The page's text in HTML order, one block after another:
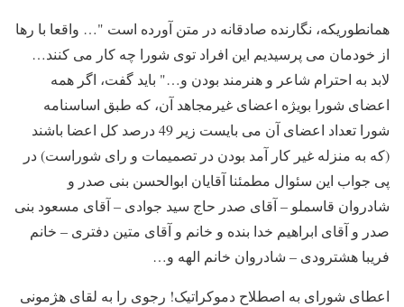
همانطوریکه، نگارنده صادقانه در متن آورده است "… واقعا با رها
از خودمان می پرسیدیم این افراد توی شورا چه کار می کنند…
لابد به احترام شاعر و هنرمند بودن و…" باید گفت، اگر همه
اعضای شورا بویژه اعضای غیرمجاهد آن، که طبق اساسنامه
شورا تعداد اعضای آن می بایست زیر 49 درصد کل اعضا باشند
(که به منزله غیر کار آمد بودن در تصمیمات و رای شوراست) در
پی جواب این سئوال مطمئنا آقایان ابوالحسن بنی صدر و
شادروان قاسملو – آقای صدر حاج سید جوادی – آقای مسعود بنی
صدر و آقای ابراهیم خدا بنده و خانم و آقای متین دفتری – خانم
فریبا هشترودی – شادروان خانم الهه و…
اعطای شورای به اصطلاح دموکراتیک! رجوی را به لقای هژمونی